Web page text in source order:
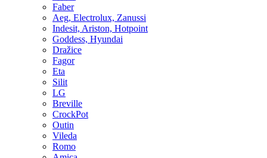
Faber
Aeg, Electrolux, Zanussi
Indesit, Ariston, Hotpoint
Goddess, Hyundai
Dražice
Fagor
Eta
Silit
LG
Breville
CrockPot
Outin
Vileda
Romo